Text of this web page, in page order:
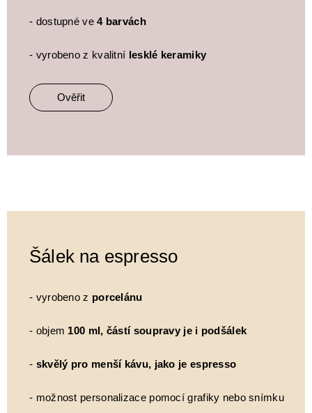
- dostupné ve4 barvách
- vyrobeno z kvalitní lesklé keramiky
Ověřit
Šálek na espresso
- vyrobeno z porcelánu
- objem 100 ml, částí soupravy je i podšálek
- skvělý pro menší kávu, jako je espresso
- možnost personalizace pomocí grafiky nebo snímku